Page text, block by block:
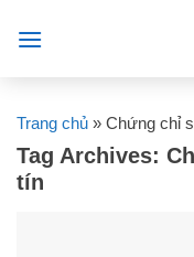
Trang chủ » Chứng chỉ
Tag Archives:
tín